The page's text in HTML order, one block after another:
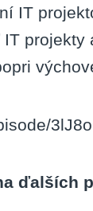
IT
ďalších